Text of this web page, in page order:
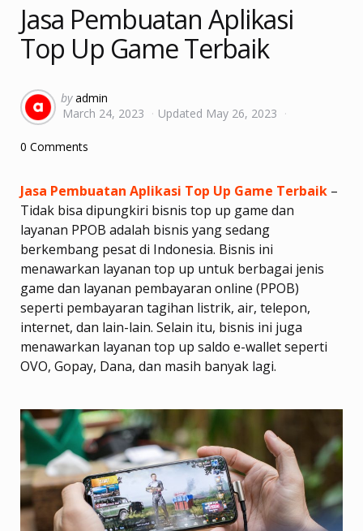
Jasa Pembuatan Aplikasi
Top Up Game Terbaik
Posted
by
by admin
March 24, 2023
Updated May 26, 2023
0 Comments
Jasa Pembuatan Aplikasi Top Up Game Terbaik –
Tidak bisa dipungkiri bisnis top up game dan
layanan PPOB adalah bisnis yang sedang
berkembang pesat di Indonesia. Bisnis ini
menawarkan layanan top up untuk berbagai jenis
game dan layanan pembayaran online (PPOB)
seperti pembayaran tagihan listrik, air, telepon,
internet, dan lain-lain. Selain itu, bisnis ini juga
menawarkan layanan top up saldo e-wallet seperti
OVO, Gopay, Dana, dan masih banyak lagi.